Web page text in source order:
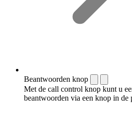
Beantwoorden knop
Met de call control knop kunt u
beantwoorden via een knop in de